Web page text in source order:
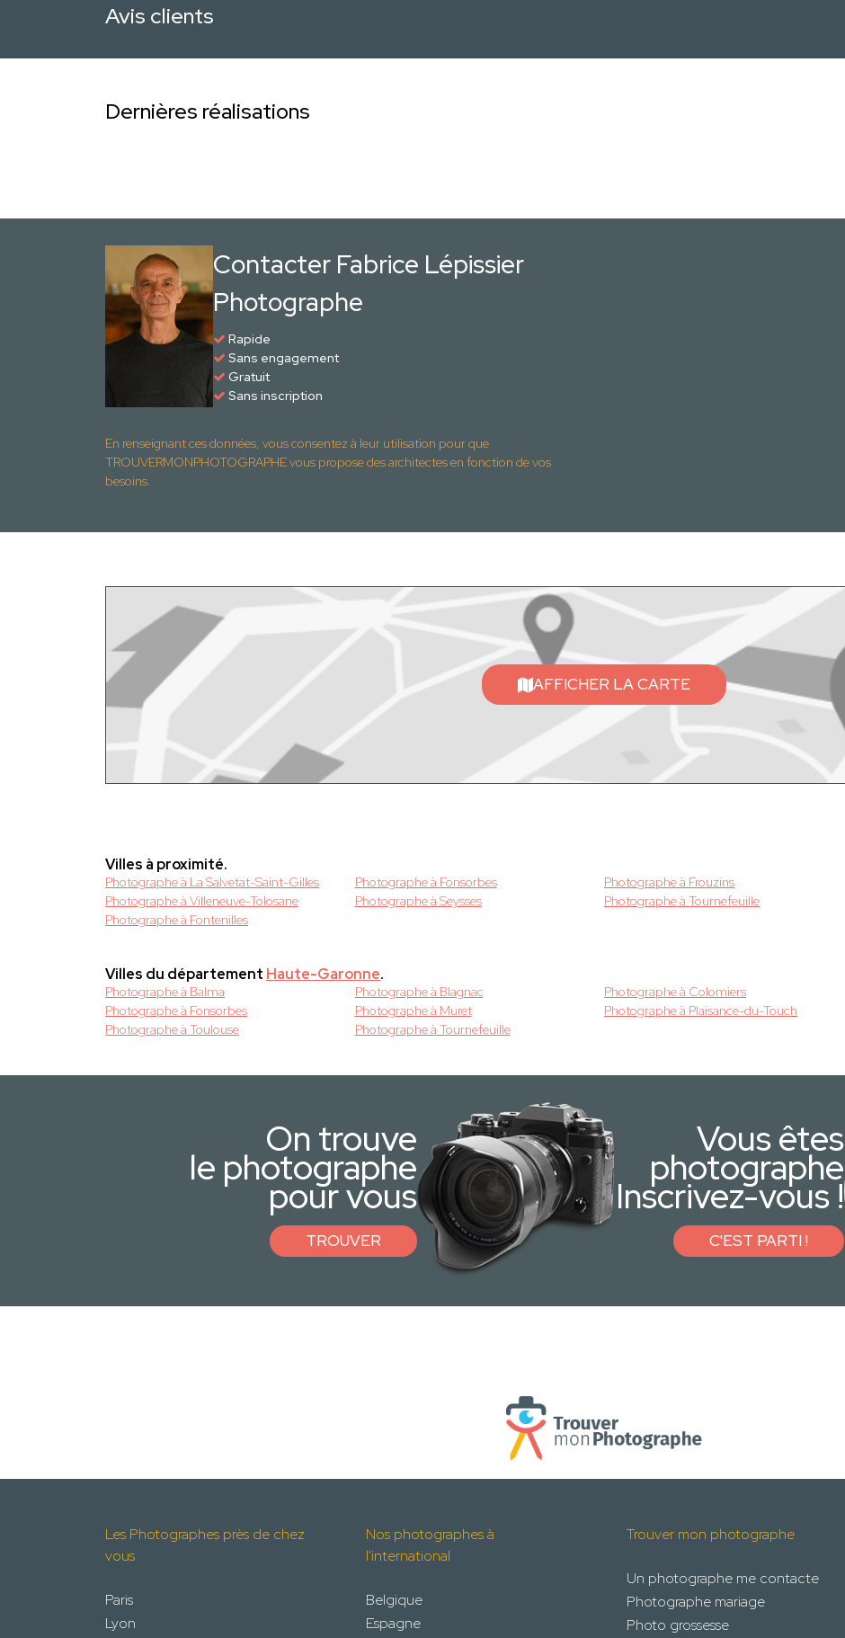
Avis clients
Dernières réalisations
Contacter Fabrice Lépissier
Photographe
Rapide
Sans engagement
Gratuit
Sans inscription
En renseignant ces données, vous consentez à leur utilisation pour que
TROUVERMONPHOTOGRAPHE vous propose des architectes en fonction de vos
besoins.
AFFICHER LA CARTE
Villes à proximité.
Photographe à La Salvetat-Saint-Gilles Photographe à Fonsorbes Photographe à Frouzins
Photographe à Villeneuve-Tolosane
Photographe à Seysses Photographe à Tournefeuille
Photographe à Fontenilles
Villes du département Haute-Garonne.
Photographe à Balma Photographe à Blagnac Photographe à Colomiers
Photographe à Fonsorbes
Photographe à Muret Photographe à Plaisance-du-Touch
Photographe à Toulouse
Photographe à Tournefeuille
On trouve
le photographe
pour vous
TROUVER
Vous êtes
photographe
Inscrivez-vous !
C'EST PARTI !
Les Photographes près de chez
vous
Paris
Lyon
Nos photographes à
l'international
Belgique
Espagne
Trouver mon photographe
Un photographe me contacte
Photographe mariage
Photo grossesse